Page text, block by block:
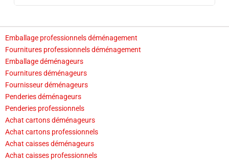
Emballage professionnels déménagement
Fournitures professionnels déménagement
Emballage déménageurs
Fournitures déménageurs
Fournisseur déménageurs
Penderies déménageurs
Penderies professionnels
Achat cartons déménageurs
Achat cartons professionnels
Achat caisses déménageurs
Achat caisses professionnels